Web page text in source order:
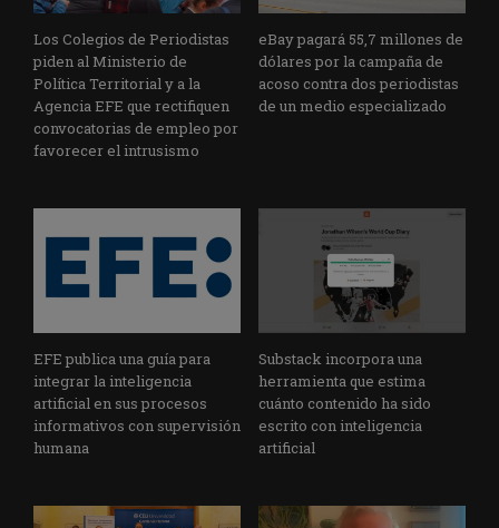
Los Colegios de Periodistas
piden al Ministerio de
Política Territorial y a la
Agencia EFE que rectifiquen
convocatorias de empleo por
favorecer el intrusismo
eBay pagará 55,7 millones de
dólares por la campaña de
acoso contra dos periodistas
de un medio especializado
EFE publica una guía para
integrar la inteligencia
artificial en sus procesos
informativos con supervisión
humana
Substack incorpora una
herramienta que estima
cuánto contenido ha sido
escrito con inteligencia
artificial